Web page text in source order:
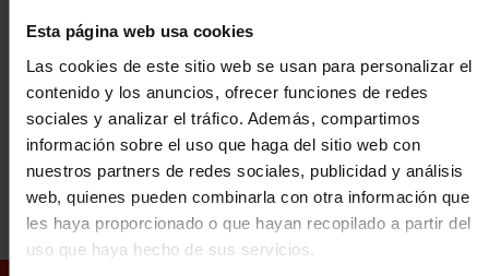
Esta página web usa cookies
Las cookies de este sitio web se usan para personalizar el
contenido y los anuncios, ofrecer funciones de redes
sociales y analizar el tráfico. Además, compartimos
información sobre el uso que haga del sitio web con
nuestros partners de redes sociales, publicidad y análisis
web, quienes pueden combinarla con otra información que
les haya proporcionado o que hayan recopilado a partir del
uso que haya hecho de sus servicios.
Marc Castell dirigirá tanto el canal de mediación como el canal de
atención directa, manteniendo el objetivo y la misión de ofrecer un
servicio de calidad a mediadores y mutualistas.
Con este nombramiento se asegura la continuidad y el crecimiento
sostenido del área comercial.